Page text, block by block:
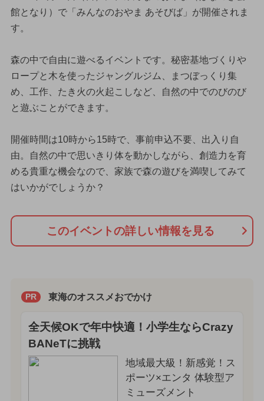
館となり）で「みんなのおやま あそびば」が開催されま
す。
森の中で自由に遊べるイベントです。秘密基地づくりや
ロープと木を使ったジャングルジム、まつぼっくり集
め、工作、たき火の火起こしなど、自然の中でのびのび
と遊ぶことができます。
開催時間は10時から15時で、事前申込不要、出入り自
由。自然の中で思いきり体を動かしながら、創造力を育
める貴重な機会なので、家族で森の遊びを満喫してみて
はいかがでしょうか？
このイベントの詳しい情報を見る
PR 東海のオススメおでかけ
全天候OKで年中快適！小学生ならCrazy
BANeTに挑戦
地域最大級！新感覚！ス
ポーツ×エンタ 体験型ア
ミューズメント